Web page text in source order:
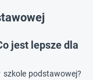
jest lepsze dla
szkole podstawowej?